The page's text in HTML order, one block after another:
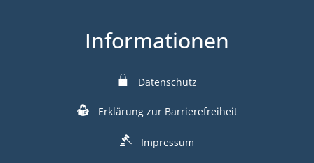
Informationen
Datenschutz
Erklärung zur Barrierefreiheit
Impressum